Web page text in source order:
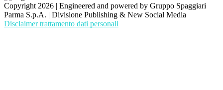
Copyright 2026 | Engineered and powered by Gruppo Spaggiari
Parma S.p.A. | Divisione Publishing & New Social Media
Disclaimer trattamento dati personali